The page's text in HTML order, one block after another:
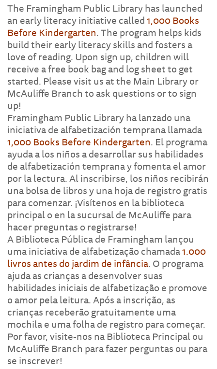
The Framingham Public Library has launched
an early literacy initiative called1,000 Books
Before Kindergarten. The program helps kids
build their early literacy skills and fosters a
love of reading. Upon sign up, children will
receive a free book bag and log sheet to get
started. Please visit us at the Main Library or
McAuliffe Branch to ask questions or to sign
up!
Framingham Public Library ha lanzado una
iniciativa de alfabetización temprana llamada
1,000 Books Before Kindergarten. El programa
ayuda a los niños a desarrollar sus habilidades
de alfabetización temprana y fomenta el amor
por la lectura. Al inscribirse, los niños recibirán
una bolsa de libros y una hoja de registro gratis
para comenzar. ¡Visítenos en la biblioteca
principal o en la sucursal de McAuliffe para
hacer preguntas o registrarse!
A Biblioteca Pública de Framingham lançou
uma iniciativa de alfabetização chamada1.000
livros antes do jardim de infância. O programa
ajuda as crianças a desenvolver suas
habilidades iniciais de alfabetização e promove
o amor pela leitura. Após a inscrição, as
crianças receberão gratuitamente uma
mochila e uma folha de registro para começar.
Por favor, visite-nos na Biblioteca Principal ou
McAuliffe Branch para fazer perguntas ou para
se inscrever!